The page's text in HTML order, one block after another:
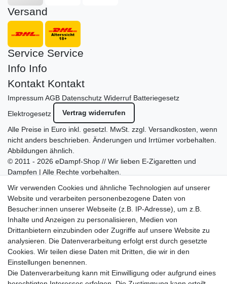
Versand
Service Service
Info Info
Kontakt Kontakt
Impressum AGB Datenschutz Widerruf Batteriegesetz
Elektrogesetz
Vertrag widerrufen
Alle Preise in Euro inkl. gesetzl. MwSt. zzgl. Versandkosten , wenn
nicht anders beschrieben. Änderungen und Irrtümer vorbehalten.
Abbildungen ähnlich.
© 2011 - 2026 eDampf-Shop // Wir lieben E-Zigaretten und
Dampfen | Alle Rechte vorbehalten.
Bitte entschuldigen Sie, wenn wir telefonisch wegen hoher
betrieblicher Auslastung nicht erreichbar sein sollten.
Schreiben Sie uns gerne eine E-Mail mit Ihrer Telefonnummer
und der Bitte um Rückruf.
Wir rufen Sie schnellstmöglich zurück.
Wir versenden in die folgenden Länder
Wir verwenden Cookies und ähnliche Technologien auf unserer
Website und verarbeiten personenbezogene Daten von
Besucher:innen unserer Webseite (z.B. IP-Adresse), um z.B.
Inhalte und Anzeigen zu personalisieren, Medien von
Drittanbietern einzubinden oder Zugriffe auf unsere Website zu
analysieren. Die Datenverarbeitung erfolgt erst durch gesetzte
Cookies. Wir teilen diese Daten mit Dritten, die wir in den
Einstellungen benennen.
Die Datenverarbeitung kann mit Einwilligung oder aufgrund eines